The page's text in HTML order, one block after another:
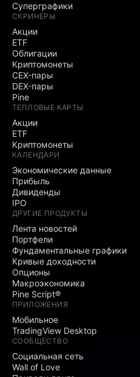
Суперграфики
СКРИНЕРЫ
Акции
ETF
Облигации
Криптомонеты
CEX-пары
DEX-пары
Pine
ТЕПЛОВЫЕ КАРТЫ
Акции
ETF
Криптомонеты
КАЛЕНДАРИ
Экономические данные
Прибыль
Дивиденды
IPO
ДРУГИЕ ПРОДУКТЫ
Лента новостей
Портфели
Фундаментальные графики
Кривые доходности
Опционы
Макроэкономика
Pine Script®
ПРИЛОЖЕНИЯ
Мобильное
TradingView Desktop
СООБЩЕСТВО
Социальная сеть
Wall of Love